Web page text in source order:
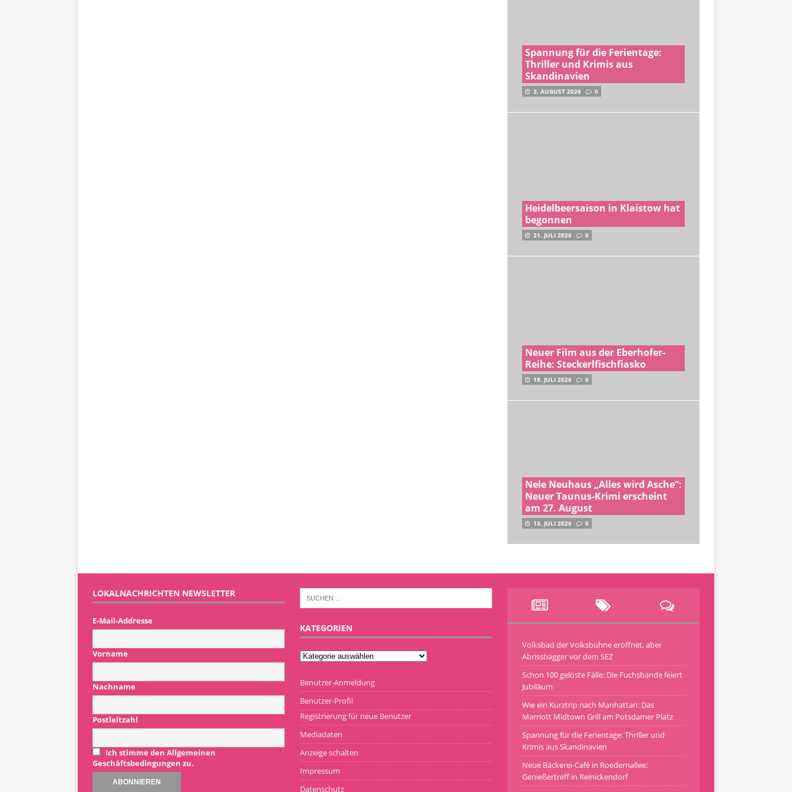
Spannung für die Ferientage:
Thriller und Krimis aus
Skandinavien
2. AUGUST 2026 0
Heidelbeersaison in Klaistow hat
begonnen
21. JULI 2026 0
Neuer Film aus der Eberhofer-
Reihe: Steckerlfischfiasko
18. JULI 2026 0
Nele Neuhaus „Alles wird Asche“:
Neuer Taunus-Krimi erscheint
am 27. August
13. JULI 2026 0
LOKALNACHRICHTEN NEWSLETTER
E-Mail-Addresse
Vorname
Nachname
Postleitzahl
Ich stimme den Allgemeinen
Geschäftsbedingungen zu.
KATEGORIEN
Benutzer-Anmeldung
Benutzer-Profil
Registrierung für neue Benutzer
Mediadaten
Anzeige schalten
Impressum
Datenschutz
Volksbad der Volksbühne eröffnet, aber
Abrissbagger vor dem SEZ
Schon 100 gelöste Fälle: Die Fuchsbande feiert
Jubiläum
Wie ein Kurztrip nach Manhattan: Das
Marriott Midtown Grill am Potsdamer Platz
Spannung für die Ferientage: Thriller und
Krimis aus Skandinavien
Neue Bäckerei-Café in Roedernallee:
Genießertreff in Reinickendorf